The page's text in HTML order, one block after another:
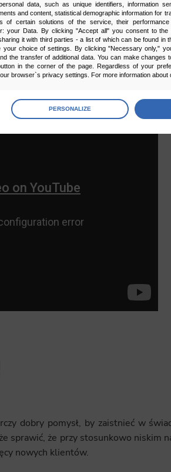
data, such as unique identifiers, information
and content, statistical demographic information for
of certain solutions of the service, their
your Data. By clicking "Accept all" you consent to
it with third parties - a list of which can be found in
your choice of settings. By clicking "Necessary only,"
the transfer of additional data. You can make
in the corner of the page. Regardless of your
browser`s privacy settings. For more information about
preferences
functions such as site navigation and access to specific
this group.
demographic statistics about users. Analytical cookies
for displaying personalized ads that may be of interest to
criteria. Also, third-party files that, in conjunction with files
PERSONALIZE
poprzez portal
można być w każdej branży:
dobry pomysł, by zaistnieć w
sprawić, że przy stosunkowo niskim
nowych klientów.